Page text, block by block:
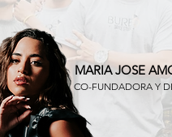
MARIA JOSE
CO-FUNDADORA Y